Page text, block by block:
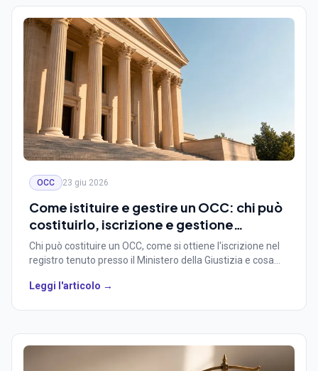
OCC 23 giu 2026
Come istituire e gestire un OCC: chi può
costituirlo, iscrizione e gestione
operativa
Chi può costituire un OCC, come si ottiene l'iscrizione nel
registro tenuto presso il Ministero della Giustizia e cosa
commercio ed enti che valutano di aprire un organismo.
Leggi l'articolo →